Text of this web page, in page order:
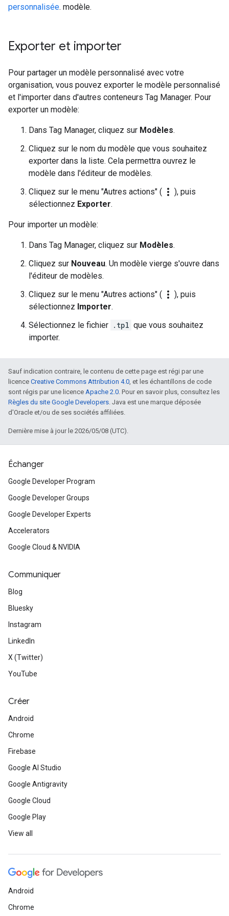
personnalisée. modèle.
Exporter et importer
Pour partager un modèle personnalisé avec votre
organisation, vous pouvez exporter le modèle personnalisé
et l'importer dans d'autres conteneurs Tag Manager. Pour
exporter un modèle:
Dans Tag Manager, cliquez sur Modèles.
Cliquez sur le nom du modèle que vous souhaitez
exporter dans la liste. Cela permettra ouvrez le
modèle dans l'éditeur de modèles.
Cliquez sur le menu "Autres actions" ( more_vert ), puis
sélectionnez Exporter.
Pour importer un modèle:
Dans Tag Manager, cliquez sur Modèles.
Cliquez sur Nouveau. Un modèle vierge s'ouvre dans
l'éditeur de modèles.
Cliquez sur le menu "Autres actions" ( more_vert ), puis
sélectionnez Importer.
Sélectionnez le fichier .tpl que vous souhaitez
importer.
Sauf indication contraire, le contenu de cette page est régi par une
licence Creative Commons Attribution 4.0, et les échantillons de code
sont régis par une licence Apache 2.0. Pour en savoir plus, consultez les
Règles du site Google Developers. Java est une marque déposée
d'Oracle et/ou de ses sociétés affiliées.
Dernière mise à jour le 2026/05/08 (UTC).
Échanger
Google Developer Program
Google Developer Groups
Google Developer Experts
Accelerators
Google Cloud & NVIDIA
Communiquer
Blog
Bluesky
Instagram
LinkedIn
X (Twitter)
YouTube
Créer
Android
Chrome
Firebase
Google AI Studio
Google Antigravity
Google Cloud
Google Play
View all
Android
Chrome